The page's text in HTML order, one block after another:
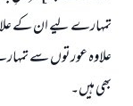
علاوہ عورتوں سے
بھی ہیں۔